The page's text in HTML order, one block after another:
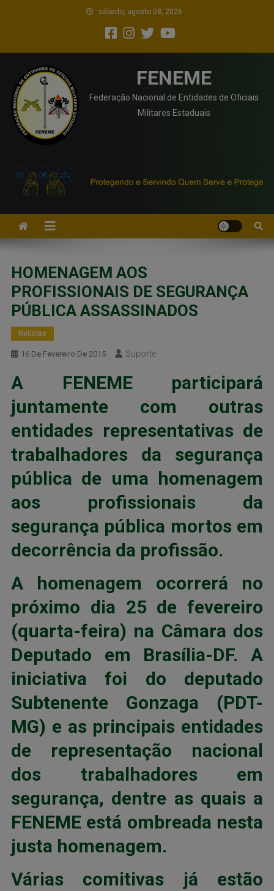
sábado, agosto 08, 2026
FENEME
Federação Nacional de Entidades de Oficiais
Militares Estaduais
HOMENAGEM AOS
PROFISSIONAIS DE SEGURANÇA
PÚBLICA ASSASSINADOS
Notícias
16 De Fevereiro De 2015 Suporte
A FENEME participará
juntamente com outras
entidades representativas de
trabalhadores da segurança
pública de uma homenagem
aos profissionais da
segurança pública mortos em
decorrência da profissão.
A homenagem ocorrerá no
próximo dia 25 de fevereiro
(quarta-feira) na Câmara dos
Deputado em Brasília-DF. A
iniciativa foi do deputado
Subtenente Gonzaga (PDT-
MG) e as principais entidades
de representação nacional
dos trabalhadores em
segurança, dentre as quais a
FENEME está ombreada nesta
justa homenagem.
Várias comitivas já estão